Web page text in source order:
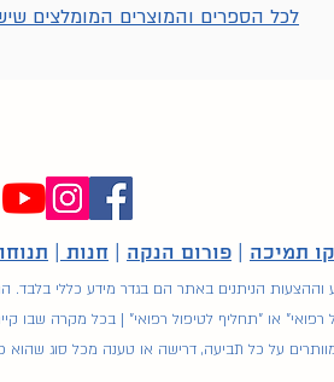
לכל הספרים והמוצרים המומלצים
קו תמיכה פורום הנקה חנות
הניתנים באתר הם בגדר מידע כללי בלבד.
או "תחליף לטיפול רפואי" | בכל מקרה שבו
על כל תביעה, דרישה או טענה מכל סוג שהוא